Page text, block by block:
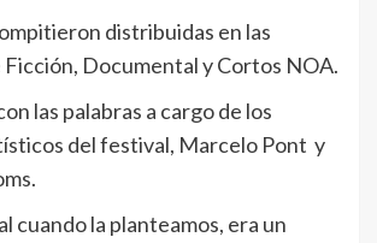
distribuidas en las
Documental y Cortos NOA.
las palabras a cargo de los
del festival, Marcelo Pont y
cuando la planteamos, era un